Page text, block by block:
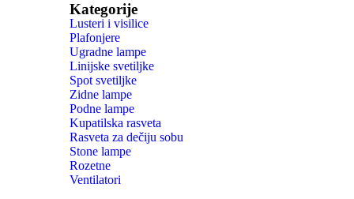
Kategorije
Lusteri i visilice
Plafonjere
Ugradne lampe
Linijske svetiljke
Spot svetiljke
Zidne lampe
Podne lampe
Kupatilska rasveta
Rasveta za dečiju sobu
Stone lampe
Rozetne
Ventilatori